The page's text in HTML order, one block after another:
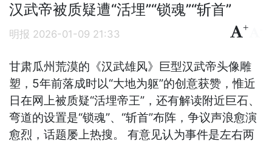
汉武帝被质疑遭“活埋”“锁魂”“斩首”
明报 2026-01-09 21:33
+
甘肃瓜州荒漠的《汉武雄风》巨型汉武帝头像雕
塑，5年前落成时以“大地为躯”的创意获赞，惟近
日在网上被质疑“活埋帝王”，还有解读附近巨石、
弯道的设置是“锁魂”、“斩首”布阵，争议声浪愈演
愈烈，话题屡上热搜。 有意见认为事件是左右两